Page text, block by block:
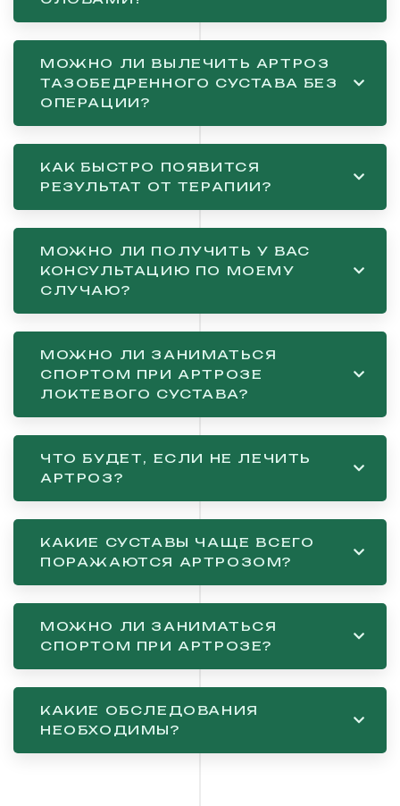
МОЖНО ЛИ ВЫЛЕЧИТЬ АРТРОЗ
ТАЗОБЕДРЕННОГО СУСТАВА БЕЗ
ОПЕРАЦИИ?
КАК БЫСТРО ПОЯВИТСЯ
РЕЗУЛЬТАТ ОТ ТЕРАПИИ?
МОЖНО ЛИ ПОЛУЧИТЬ У ВАС
КОНСУЛЬТАЦИЮ ПО МОЕМУ
СЛУЧАЮ?
МОЖНО ЛИ ЗАНИМАТЬСЯ
СПОРТОМ ПРИ АРТРОЗЕ
ЛОКТЕВОГО СУСТАВА?
ЧТО БУДЕТ, ЕСЛИ НЕ ЛЕЧИТЬ
АРТРОЗ?
КАКИЕ СУСТАВЫ ЧАЩЕ ВСЕГО
ПОРАЖАЮТСЯ АРТРОЗОМ?
МОЖНО ЛИ ЗАНИМАТЬСЯ
СПОРТОМ ПРИ АРТРОЗЕ?
КАКИЕ ОБСЛЕДОВАНИЯ
НЕОБХОДИМЫ?